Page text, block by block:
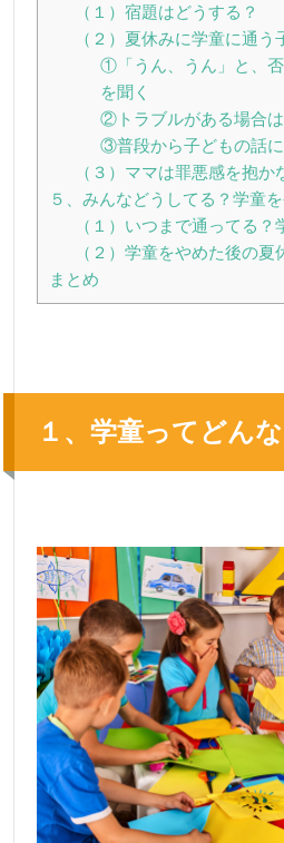
（１）宿題はどうする？
（２）夏休みに学童に通う
①「うん、うん」と、
を聞く
②トラブルがある場合
③普段から子どもの話
（３）ママは罪悪感を抱か
５、みんなどうしてる？学童
（１）いつまで通ってる？
（２）学童をやめた後の夏
まとめ
１、学童ってどん